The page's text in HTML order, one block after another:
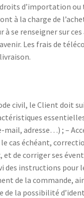
d’importation
à la charge de
se renseigner sur
Les frais de
civil, le Client doit
adresse…) ; –
échéant,
de corriger ses
instructions pour
de la commande,
la possibilité